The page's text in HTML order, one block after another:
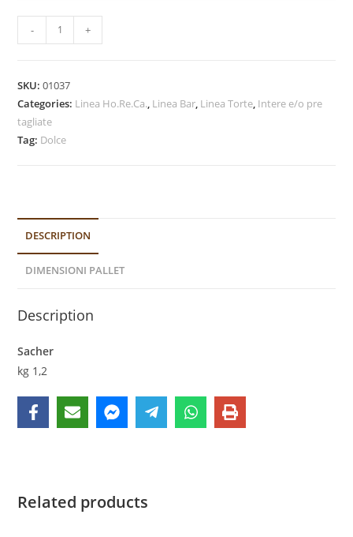
quantity
- +
SKU:01037
Categories: Linea Ho.Re.Ca., Linea Bar, Linea Torte, Intere e/o pre
tagliate
Tag: Dolce
DESCRIPTION
DIMENSIONI PALLET
Description
Sacher
kg 1,2
Related products